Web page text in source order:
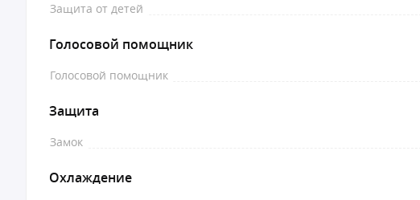
Защита от детей
Голосовой помощник
Голосовой помощник
Защита
Замок
Охлаждение